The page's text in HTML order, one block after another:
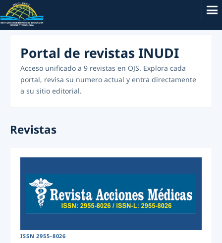
Portal de revistas INUDI
Acceso unificado a 9 revistas en OJS. Explora cada
portal, revisa su numero actual y entra directamente
a su sitio editorial.
Revistas
ISSN 2955-8026